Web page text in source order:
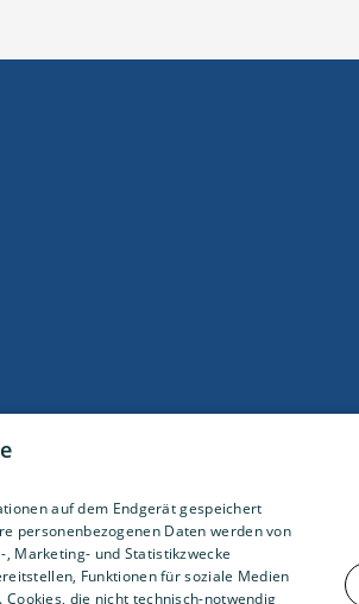
auf dem Endgerät gespeichert
personenbezogenen Daten werden von
Marketing- und Statistikzwecke
Funktionen für soziale Medien
die nicht technisch-notwendig